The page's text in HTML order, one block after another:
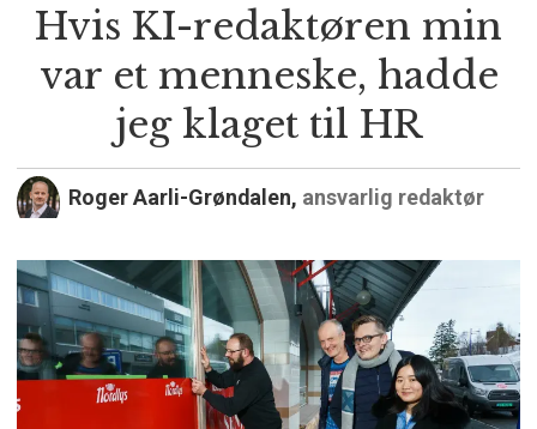
Hvis KI-redaktøren min
var et menneske, hadde
jeg klaget til HR
Roger Aarli-Grøndalen, ansvarlig redaktør